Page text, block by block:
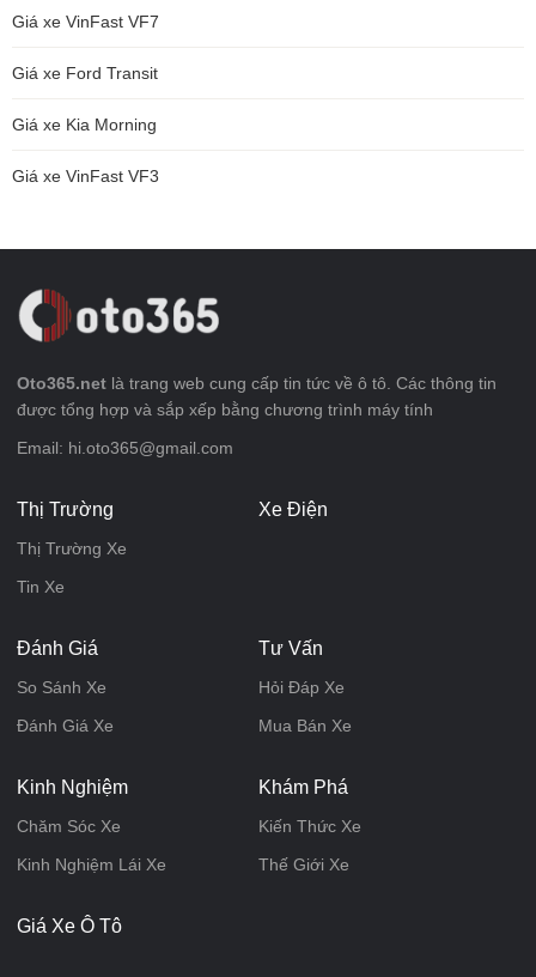
Giá xe VinFast VF7
Giá xe Ford Transit
Giá xe Kia Morning
Giá xe VinFast VF3
Oto365.net là trang web cung cấp tin tức về ô tô. Các thông tin
được tổng hợp và sắp xếp bằng chương trình máy tính
Email: hi.oto365@gmail.com
Thị Trường
Thị Trường Xe
Tin Xe
Xe Điện
Đánh Giá
So Sánh Xe
Đánh Giá Xe
Tư Vấn
Hỏi Đáp Xe
Mua Bán Xe
Kinh Nghiệm
Chăm Sóc Xe
Kinh Nghiệm Lái Xe
Khám Phá
Kiến Thức Xe
Thế Giới Xe
Giá Xe Ô Tô